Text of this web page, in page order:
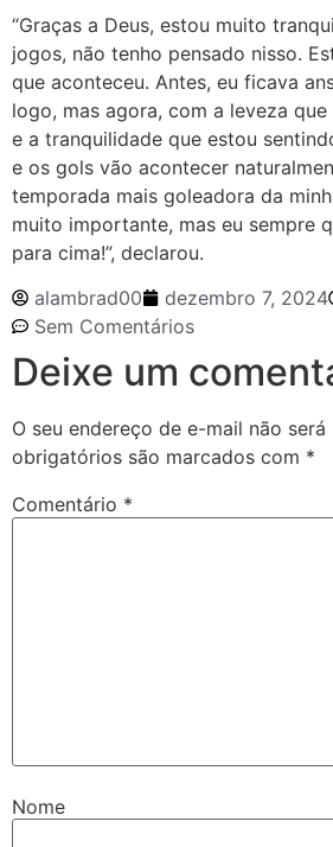
“Graças a Deus, estou muito
jogos, não tenho pensado nisso.
que aconteceu. Antes, eu ficava
logo, mas agora, com a leveza
e a tranquilidade que estou
e os gols vão acontecer
temporada mais goleadora da
muito importante, mas eu sempre
para cima!”, declarou.
alambrad00
dezembro 7, 2024
Sem Comentários
Deixe um
O seu endereço de e-mail não
obrigatórios são marcados com *
Comentário *
Nome